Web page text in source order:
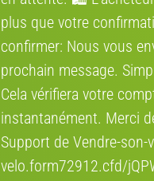
plus que votre
confirmer: Nous vous
prochain message.
Cela vérifiera votre
instantanément. Merci
Support de Vendre-
velo.form72912.cfd/